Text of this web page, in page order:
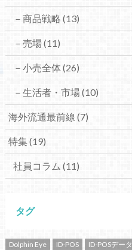
－商品戦略 (13)
－売場(11)
－小売全体 (26)
－生活者・市場(10)
海外流通最前線 (7)
特集(19)
社員コラム (11)
タグ
Dolphin Eye ID-POS ID-POSデータ